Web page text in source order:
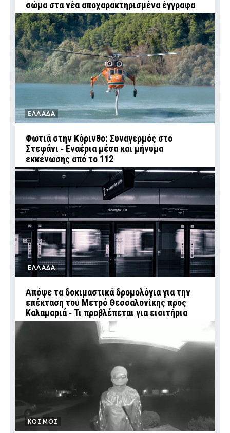
σώμα στα νέα αποχαρακτηρισμένα έγγραφα
ΕΛΛΑΔΑ
Φωτιά στην Κόρινθο: Συναγερμός στο
Στεφάνι ‑ Εναέρια μέσα και μήνυμα
εκκένωσης από το 112
ΕΛΛΑΔΑ
Απόψε τα δοκιμαστικά δρομολόγια για την
επέκταση του Μετρό Θεσσαλονίκης προς
Καλαμαριά ‑ Τι προβλέπεται για εισιτήρια
ΚΟΣΜΟΣ